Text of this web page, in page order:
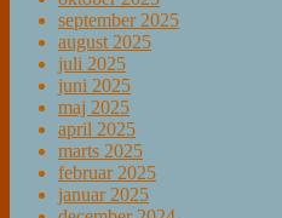
september 2025
august 2025
juli 2025
juni 2025
maj 2025
april 2025
marts 2025
februar 2025
januar 2025